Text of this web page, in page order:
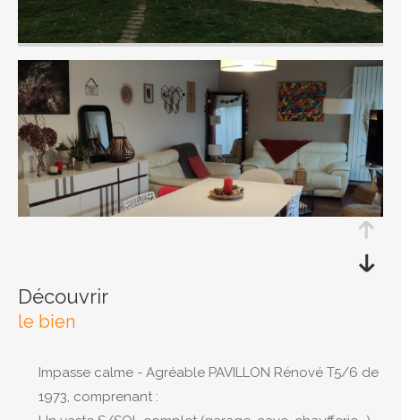
découvrir
le bien
Impasse calme - Agréable PAVILLON Rénové T5/6 de
1973, comprenant :
RECHERCHER